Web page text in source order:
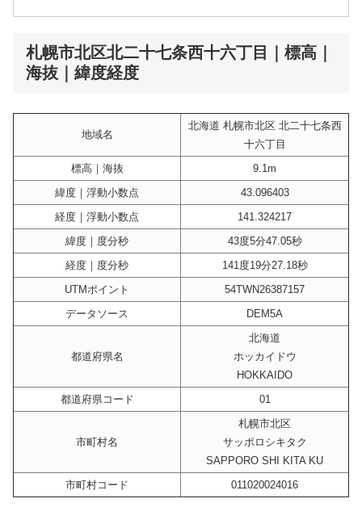
札幌市北区北二十七条西十六丁目｜標高｜
海抜｜緯度経度
地域名
北海道 札幌市北区 北二十七条西
十六丁目
標高｜海抜
9.1m
緯度｜浮動小数点
43.096403
経度｜浮動小数点
141.324217
緯度｜度分秒
43度5分47.05秒
経度｜度分秒
141度19分27.18秒
UTMポイント
54TWN26387157
データソース
DEM5A
都道府県名
北海道
ホッカイドウ
HOKKAIDO
都道府県コード
01
市町村名
札幌市北区
サッポロシキタク
SAPPORO SHI KITA KU
市町村コード
011020024016